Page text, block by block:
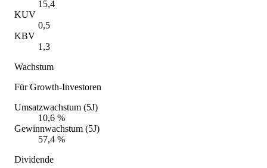
15,4
KUV
0,5
KBV
1,3
Wachstum
Für Growth-Investoren
Umsatzwachstum (5J)
10,6 %
Gewinnwachstum (5J)
57,4 %
Dividende